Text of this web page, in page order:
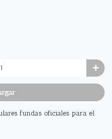
fundas oficiales para el